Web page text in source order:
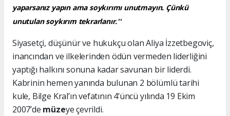
yaparsanız yapın ama soykırımı unutmayın. Çünkü
unutulan soykırım tekrarlanır.''
Siyasetçi, düşünür ve hukukçu olan Aliya İzzetbegoviç,
inancından ve ilkelerinden ödün vermeden liderliğini
yaptığı halkını sonuna kadar savunan bir liderdi.
Kabrinin hemen yanında bulunan 2 bölümlü tarihi
kule, Bilge Kral’ın vefatının 4’üncü yılında 19 Ekim
2007’de müzeye çevrildi.